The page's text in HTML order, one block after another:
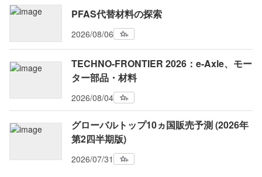
PFAS代替材料の探索
2026/08/06
TECHNO-FRONTIER 2026：e-Axle、モー
ター部品・材料
2026/08/04
グローバルトップ10ヵ国販売予測 (2026年
第2四半期版)
2026/07/31